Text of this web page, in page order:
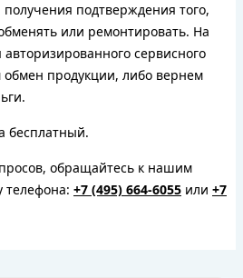
подтверждения того,
или ремонтировать. На
сервисного
продукции, либо вернем
бесплатный.
обращайтесь к нашим
+7 (495) 664-6055 или +7